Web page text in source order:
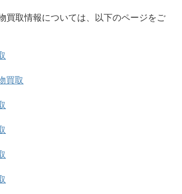
買取情報については、以下のページをご
買取